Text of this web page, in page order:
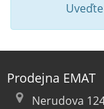
Prodejna EMAT
Nerudova